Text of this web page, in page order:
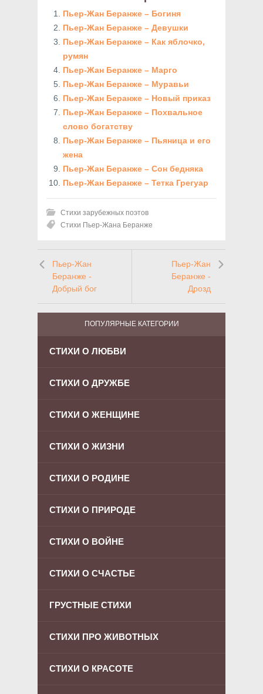
Пьер-Жан Беранже – Богиня
Пьер-Жан Беранже – Девушки
Пьер-Жан Беранже – Как яблочко,
румян
Пьер-Жан Беранже – Марго
Пьер-Жан Беранже – Муравьи
Пьер-Жан Беранже – Новый приказ
Пьер-Жан Беранже – Похвальное
слово богатству
Пьер-Жан Беранже – Пьяница и его
жена
Пьер-Жан Беранже – Сон бедняка
Пьер-Жан Беранже – Тетка Грегуар
Стихи зарубежных поэтов
Стихи Пьер-Жана Беранже
Пьер-Жан
Беранже -
Добрый бог
Пьер-Жан
Беранже -
Дрозд
ПОПУЛЯРНЫЕ КАТЕГОРИИ
СТИХИ О ЛЮБВИ
СТИХИ О ДРУЖБЕ
СТИХИ О ЖЕНЩИНЕ
СТИХИ О ЖИЗНИ
СТИХИ О РОДИНЕ
СТИХИ О ПРИРОДЕ
СТИХИ О ВОЙНЕ
СТИХИ О СЧАСТЬЕ
ГРУСТНЫЕ СТИХИ
СТИХИ ПРО ЖИВОТНЫХ
СТИХИ О КРАСОТЕ